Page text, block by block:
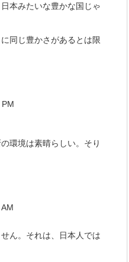
本みたいな豊かな国じゃ
同じ豊かさがあるとは限
環境は素晴らしい。そり
ん。それは、日本人では